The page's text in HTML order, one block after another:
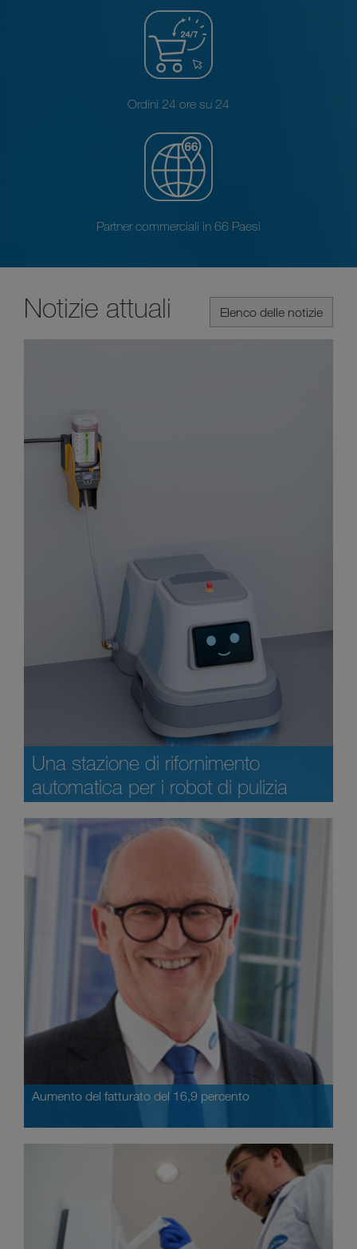
Ordini 24 ore su 24
Partner commerciali in 66 Paesi
Elenco delle notizie
Notizie attuali
Una stazione di rifornimento
automatica per i robot di pulizia
Aumento del fatturato del 16,9 percento